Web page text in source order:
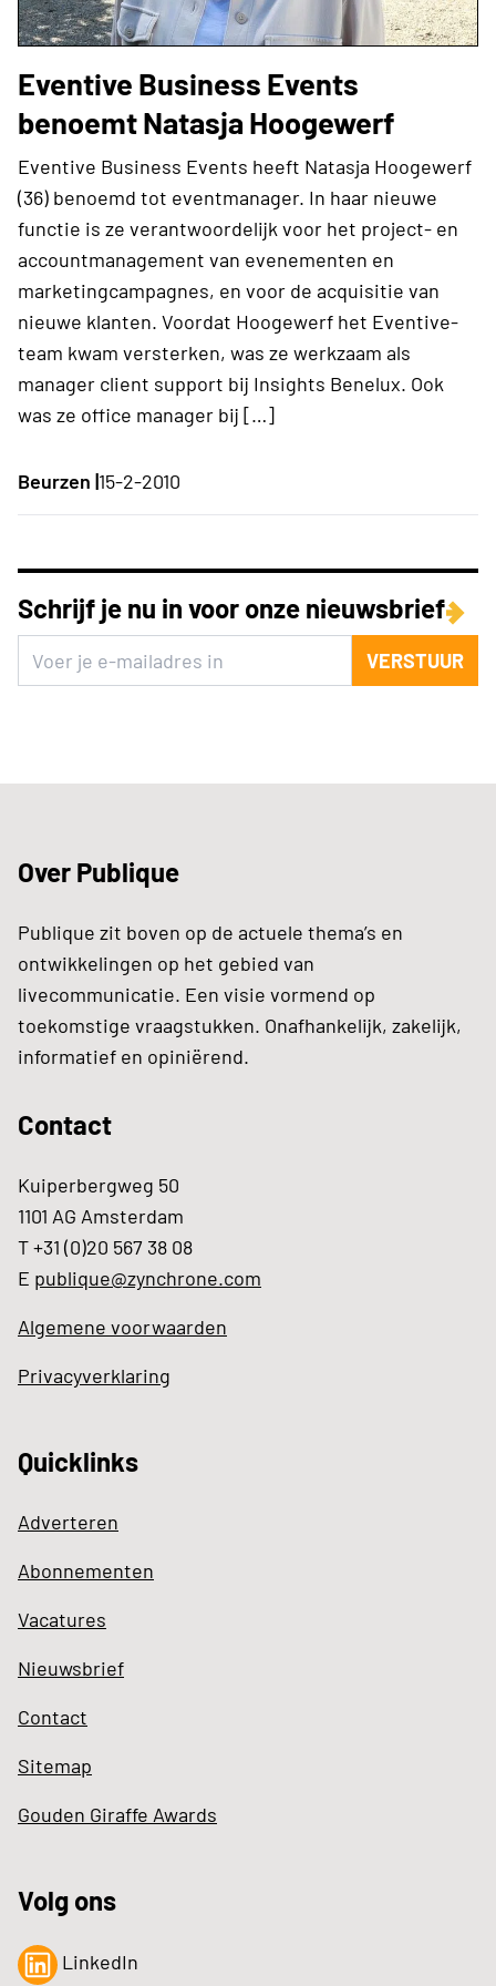
Eventive Business Events
benoemt Natasja Hoogewerf
Eventive Business Events heeft Natasja Hoogewerf
(36) benoemd tot eventmanager. In haar nieuwe
functie is ze verantwoordelijk voor het project- en
accountmanagement van evenementen en
marketingcampagnes, en voor de acquisitie van
nieuwe klanten. Voordat Hoogewerf het Eventive-
team kwam versterken, was ze werkzaam als
manager client support bij Insights Benelux. Ook
was ze office manager bij […]
Beurzen |15-2-2010
Schrijf je nu in voor onze nieuwsbrief
VERSTUUR
Over Publique
Publique zit boven op de actuele thema’s en
ontwikkelingen op het gebied van
livecommunicatie. Een visie vormend op
toekomstige vraagstukken. Onafhankelijk, zakelijk,
informatief en opiniërend.
Contact
Kuiperbergweg 50
1101 AG Amsterdam
T +31 (0)20 567 38 08
E publique@zynchrone.com
Algemene voorwaarden
Privacyverklaring
Quicklinks
Adverteren
Abonnementen
Vacatures
Nieuwsbrief
Contact
Sitemap
Gouden Giraffe Awards
Volg ons
LinkedIn